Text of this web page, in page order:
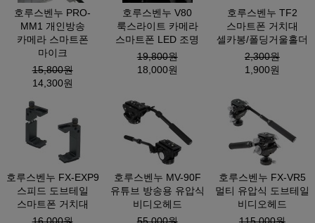
호루스벤누 PRO-
MM1 개인방송
카메라 스마트폰
마이크
15,800원
14,300원
호루스벤누 V80
룩스라이트 카메라
스마트폰 LED 조명
19,800원
18,000원
호루스벤누 TF2
스마트폰 거치대
셀카봉/폴딩거울홀더
2,300원
1,900원
호루스벤누 FX-EXP9
스피드 도브테일
스마트폰 거치대
16,000원
호루스벤누 MV-90F
유튜브 방송용 유압식
비디오헤드
55,000원
호루스벤누 FX-VR5
멀티 유압식 도브테일
비디오헤드
115,000원